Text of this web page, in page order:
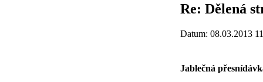
Re: Dělená
Datum: 08.03.2013
Jablečná